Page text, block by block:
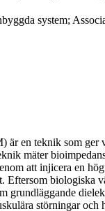
system;
är en teknik som ger
mäter
att injicera en
Eftersom biologiska
grundläggande
störningar och